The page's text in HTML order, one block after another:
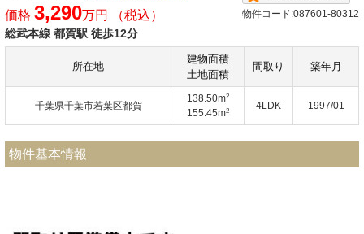
価格 3,290万円 （税込）
総武本線 都賀駅 徒歩12分
物件コード:087601-80312
所在地
建物面積
土地面積
間取り 築年月
千葉県千葉市若葉区都賀
138.50m2
155.45m2 4LDK 1997/01
物件基本情報